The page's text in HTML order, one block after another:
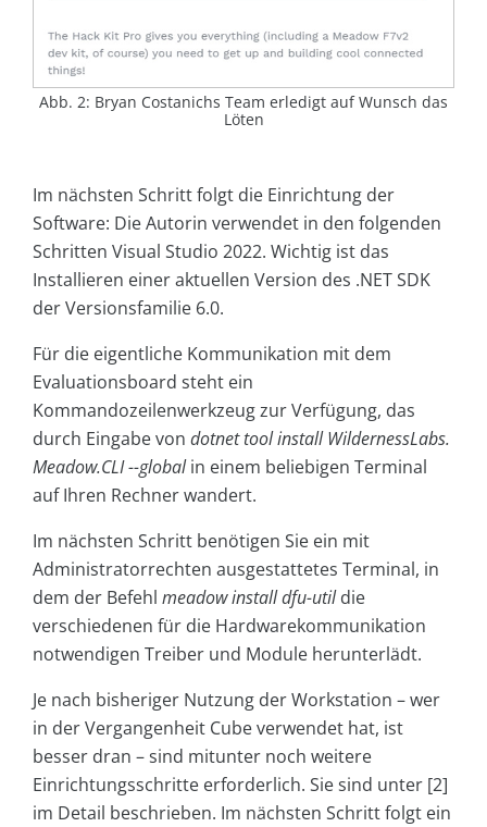
Abb. 2: Bryan Costanichs Team erledigt auf Wunsch das
Löten
Im nächsten Schritt folgt die Einrichtung der
Software: Die Autorin verwendet in den folgenden
Schritten Visual Studio 2022. Wichtig ist das
Installieren einer aktuellen Version des .NET SDK
der Versionsfamilie 6.0.
Für die eigentliche Kommunikation mit dem
Evaluationsboard steht ein
Kommandozeilenwerkzeug zur Verfügung, das
durch Eingabe von dotnet tool install WildernessLabs.
Meadow.CLI --globalin einem beliebigen Terminal
auf Ihren Rechner wandert.
Im nächsten Schritt benötigen Sie ein mit
Administratorrechten ausgestattetes Terminal, in
dem der Befehl meadow install dfu-utildie
verschiedenen für die Hardwarekommunikation
notwendigen Treiber und Module herunterlädt.
Je nach bisheriger Nutzung der Workstation – wer
in der Vergangenheit Cube verwendet hat, ist
besser dran – sind mitunter noch weitere
Einrichtungsschritte erforderlich. Sie sind unter [2]
im Detail beschrieben. Im nächsten Schritt folgt ein